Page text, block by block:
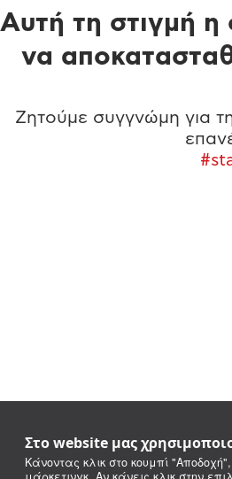
Στο website μας
Κάνοντας κλικ στο κουμπί
Αυτή τη στιγμή η
να
Ζητούμε συγγνώμη για